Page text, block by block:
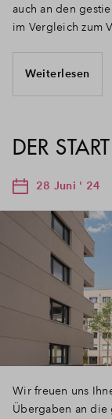
auch an den
im Vergleich zum
Weiterlesen
DER
28 Juni ' 24
Wir freuen uns
Übergaben an